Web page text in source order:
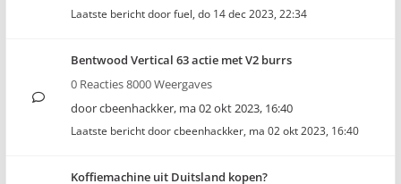
Laatste bericht doorfuel, do 14 dec 2023, 22:34
Bentwood Vertical 63 actie met V2 burrs
0 Reacties 8000 Weergaves
doorcbeenhackker, ma 02 okt 2023, 16:40
Laatste bericht doorcbeenhackker, ma 02 okt 2023, 16:40
Koffiemachine uit Duitsland kopen?